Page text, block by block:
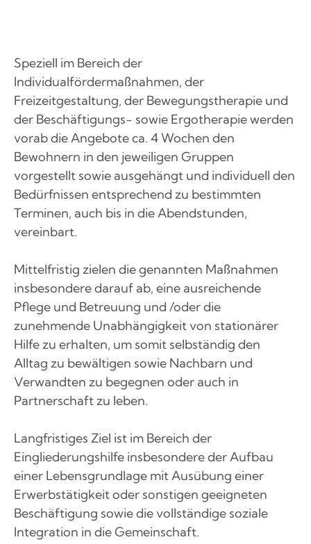
Speziell im Bereich der
Individualfördermaßnahmen, der
Freizeitgestaltung, der Bewegungstherapie und
der Beschäftigungs- sowie Ergotherapie werden
vorab die Angebote ca. 4 Wochen den
Bewohnern in den jeweiligen Gruppen
vorgestellt sowie ausgehängt und individuell den
Bedürfnissen entsprechend zu bestimmten
Terminen, auch bis in die Abendstunden,
vereinbart.
Mittelfristig zielen die genannten Maßnahmen
insbesondere darauf ab, eine ausreichende
Pflege und Betreuung und /oder die
zunehmende Unabhängigkeit von stationärer
Hilfe zu erhalten, um somit selbständig den
Alltag zu bewältigen sowie Nachbarn und
Verwandten zu begegnen oder auch in
Partnerschaft zu leben.
Langfristiges Ziel ist im Bereich der
Eingliederungshilfe insbesondere der Aufbau
einer Lebensgrundlage mit Ausübung einer
Erwerbstätigkeit oder sonstigen geeigneten
Beschäftigung sowie die vollständige soziale
Integration in die Gemeinschaft.